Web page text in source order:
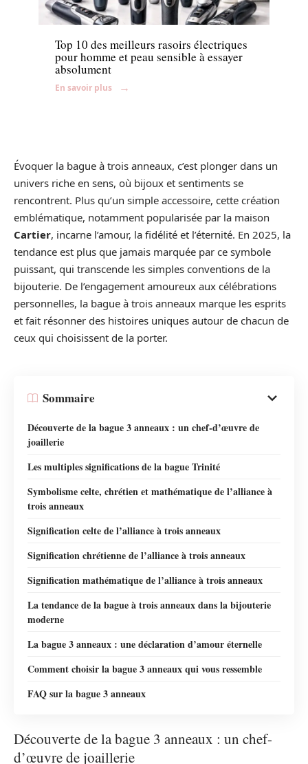
News
Top 10 des meilleurs rasoirs électriques
pour homme et peau sensible à essayer
absolument
En savoir plus
Évoquer la bague à trois anneaux, c’est plonger dans un
univers riche en sens, où bijoux et sentiments se
rencontrent. Plus qu’un simple accessoire, cette création
emblématique, notamment popularisée par la maison
Cartier, incarne l’amour, la fidélité et l’éternité. En 2025, la
tendance est plus que jamais marquée par ce symbole
puissant, qui transcende les simples conventions de la
bijouterie. De l’engagement amoureux aux célébrations
personnelles, la bague à trois anneaux marque les esprits
et fait résonner des histoires uniques autour de chacun de
ceux qui choisissent de la porter.
Sommaire
Découverte de la bague 3 anneaux : un chef-d’œuvre de
joaillerie
Les multiples significations de la bague Trinité
Symbolisme celte, chrétien et mathématique de l’alliance à
trois anneaux
Signification celte de l’alliance à trois anneaux
Signification chrétienne de l’alliance à trois anneaux
Signification mathématique de l’alliance à trois anneaux
La tendance de la bague à trois anneaux dans la bijouterie
moderne
La bague 3 anneaux : une déclaration d’amour éternelle
Comment choisir la bague 3 anneaux qui vous ressemble
FAQ sur la bague 3 anneaux
Découverte de la bague 3 anneaux : un chef-
d’œuvre de joaillerie